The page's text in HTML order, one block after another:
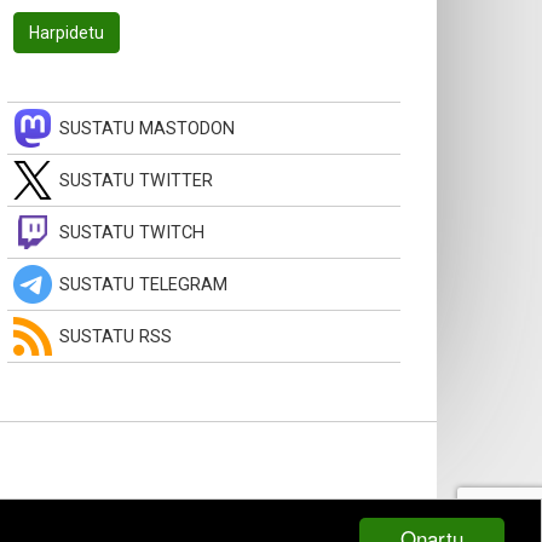
SUSTATU MASTODON
SUSTATU TWITTER
SUSTATU TWITCH
SUSTATU TELEGRAM
SUSTATU RSS